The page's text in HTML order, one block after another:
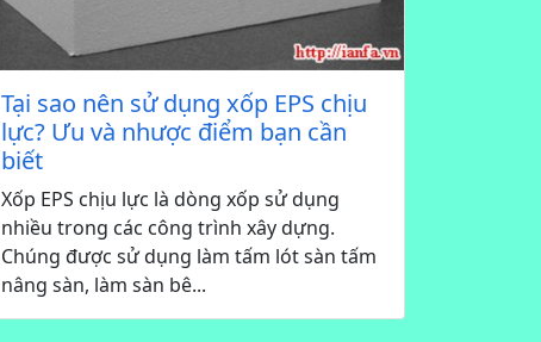
Tại sao nên sử dụng xốp EPS chịu
lực? Ưu và nhược điểm bạn cần
biết
Xốp EPS chịu lực là dòng xốp sử dụng
nhiều trong các công trình xây dựng.
Chúng được sử dụng làm tấm lót sàn tấm
nâng sàn, làm sàn bê...